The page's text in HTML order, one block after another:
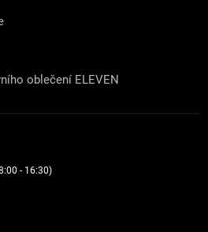
oblečení ELEVEN
- 16:30)